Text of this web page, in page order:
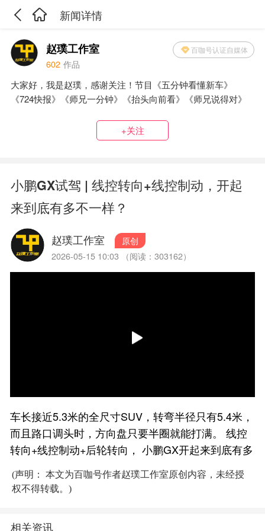
新闻详情
赵璞工作室 百咖号认证自媒体
602 作品
大家好，我是赵璞，感谢关注！节目《五分钟看懂新车》
《724快报》《师兄一分钟》《抬头向前看》《师兄说得对》
+关注
小鹏GX试驾 | 线控转向+线控制动，开起
来到底有多不一样？
赵璞工作室
原创
2026-05-15 10:03 （阅读：303162）
车长接近5.3米的全尺寸SUV，转弯半径只有5.4米，
而且路口调头时，方向盘只要半圈就能打满。 线控
转向+线控制动+后轮转向， 小鹏GX开起来到底有多
(声明： 本文为百咖号作者赵璞工作室原创内容，未经授
权不得转载。)
相关资讯